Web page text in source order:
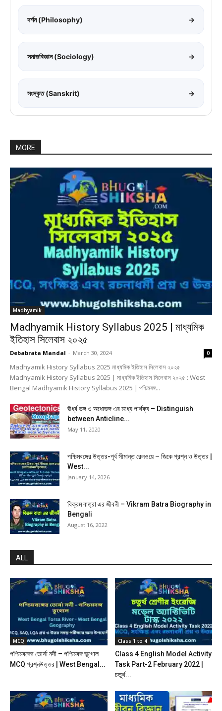
দর্শন (Philosophy) →
সমাজবিজ্ঞান (Sociology) →
সংস্কৃত (Sanskrit) →
MORE
Madhyamik
Madhyamik History Syllabus 2025 | মাধ্যমিক
ইতিহাস সিলেবাস ২০২৫
Debabrata Mandal - March 30, 2024 0
Madhyamik History Syllabus 2025 মাধ্যমিক ইতিহাস সিলেবাস ২০২৫
Madhyamik History Syllabus 2025 | মাধ্যমিক ইতিহাস সিলেবাস ২০২৫ : West
Bengal Madhyamik History Syllabus 2025 | পশ্চিমবঙ্গ...
ঊর্ধ্ব ভঙ্গ ও অধোভঙ্গ এর মধ্যে পার্থক্য – Distinguish
between Anticline...
May 11, 2020
পশ্চিমবঙ্গের উত্তর-পূর্ব সীমান্ত রেলওয়ে – জিকে প্রশ্ন ও উত্তর |
West...
January 14, 2026
বিক্রম বাত্রা এর জীবনী – Vikram Batra Biography in
Bengali
August 16, 2022
ALL
MCQ
পশ্চিমবঙ্গের তোর্সা নদী – পশ্চিমবঙ্গ ভূগোল
MCQ প্রশ্নউত্তর | West Bengal...
Class 1 to 4
Class 4 English Model Activity
Task Part-2 February 2022 |
চতুর্থ...